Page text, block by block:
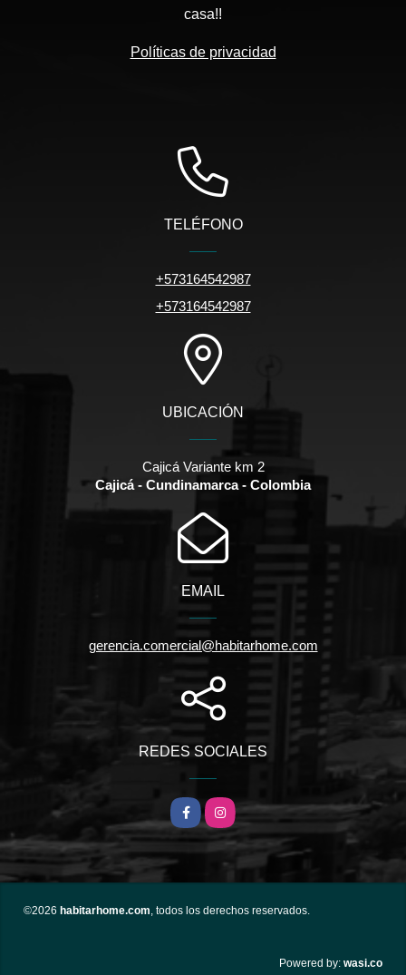
casa!!
Políticas de privacidad
TELÉFONO
+573164542987
+573164542987
UBICACIÓN
Cajicá Variante km 2
Cajicá - Cundinamarca - Colombia
EMAIL
gerencia.comercial@habitarhome.com
REDES SOCIALES
FacebookInstagram
©2026 habitarhome.com, todos los derechos reservados.
Powered by: wasi.co